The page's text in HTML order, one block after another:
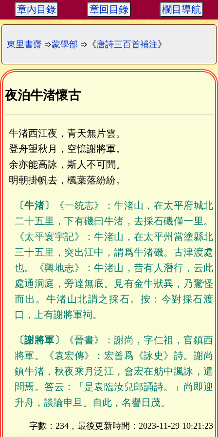
章內目錄 章回目錄 欄目導航
東里書齋 ➩蒙學部 ➩《唐詩三百首補注》
夜泊牛渚懷古
牛渚西江夜，青天無片雲。
登舟望秋月，空憶謝將軍。
余亦能高詠，斯人不可聞。
明朝掛帆去，楓葉落紛紛。
〔牛渚〕
《一統志》：牛渚山，在太平府城北
二十五里，下有磯曰牛渚，去採石磯僅一里。
《太平寰宇記》：牛渚山，在太平州當塗縣北
三十五里，突出江中，謂爲牛渚磯。古津渡處
也。《輿地志》：牛渚山，昔有人潛行，云此
處通洞庭，旁達無底。見有金牛狀異，乃驚怪
而出。牛渚山北謂之採石。按：今對採石渡
口，上有謝將軍祠。
〔謝將軍〕
《晉書》：謝尚，字仁祖，官鎮西
將軍。《袁宏傳》：宏曾爲《詠史》詩。謝尚
鎮牛渚，秋夜乘月泛江，會宏在舫中諷詠，遣
問焉。答云：「是袁臨汝兒郎誦詩。」尚即迎
升舟，談論申旦。自此，名譽日茂。
字數：234，最後更新時間： 2023-11-29 10:21:23